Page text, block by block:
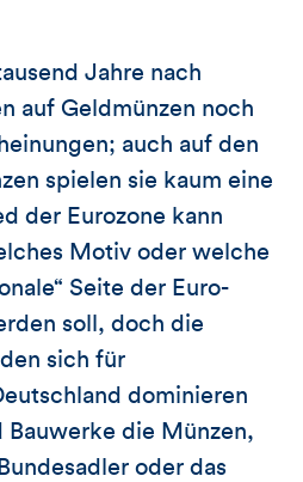
Jahre nach
auf Geldmünzen noch
auch auf den
spielen sie kaum eine
der Eurozone kann
Motiv oder welche
Seite der Euro-
soll, doch die
sich für
dominieren
Bauwerke die Münzen,
oder das